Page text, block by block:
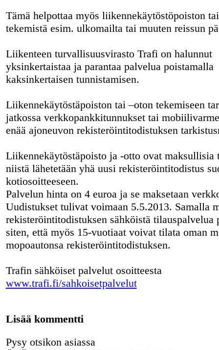
Tämä helpottaa myös liikennekäytöstöpoiston
tekemistä esim. ulkomailta tai muuten reissun
Liikenteen turvallisuusvirasto Trafi on halunnut
yksinkertaistaa ja parantaa palvelua poistamalla
kaksinkertaisen tunnistamisen.
Liikennekäytöstäpoiston tai –oton tekemiseen
jatkossa verkkopankkitunnukset tai
enää ajoneuvon rekisteröintitodistuksen
Liikennekäytöstäpoisto ja -otto ovat maksullisia
niistä lähetetään yhä uusi rekisteröintitodistus
kotiosoitteeseen.
Palvelun hinta on 4 euroa ja se maksetaan
Uudistukset tulivat voimaan 5.5.2013. Samalla
rekisteröintitodistuksen sähköistä tilauspalvelua
siten, että myös 15-vuotiaat voivat tilata oman
mopoautonsa rekisteröintitodistuksen.
Trafin sähköiset palvelut osoitteesta
www.trafi.fi/sahkoisetpalvelut
Lisää kommentti
Pysy otsikon asiassa